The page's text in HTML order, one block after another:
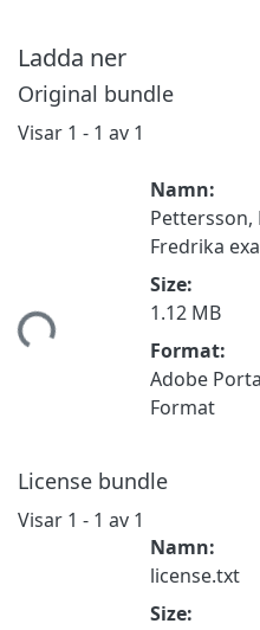
Ladda ner
Original bundle
Visar 1 - 1 av 1
Namn:
Pettersson,
Fredrika
Size:
1.12 MB
Format:
Adobe
Format
License bundle
Visar 1 - 1 av 1
Namn:
license.txt
Size: